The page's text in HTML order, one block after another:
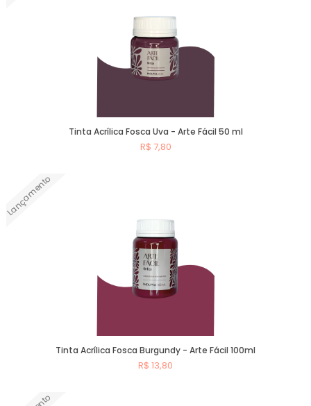
Tinta Acrílica Fosca Uva - Arte Fácil 50 ml
R$ 7,80
Lançamento
Tinta Acrílica Fosca Burgundy - Arte Fácil 100ml
R$ 13,80